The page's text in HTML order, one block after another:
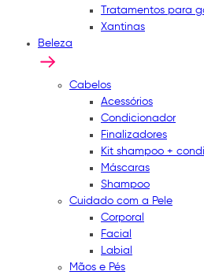
Tratamentos para
Xantinas
Beleza
Cabelos
Acessórios
Condicionador
Finalizadores
Kit shampoo +
Máscaras
Shampoo
Cuidado com a Pele
Corporal
Facial
Labial
Mãos e Pés